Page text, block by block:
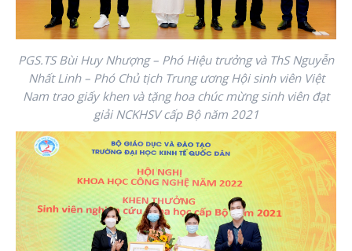
PGS.TS Bùi Huy Nhượng – Phó Hiệu trưởng và ThS Nguyễn
Nhất Linh – Phó Chủ tịch Trung ương Hội sinh viên Việt
Nam trao giấy khen và tặng hoa chúc mừng sinh viên đạt
giải NCKHSV cấp Bộ năm 2021